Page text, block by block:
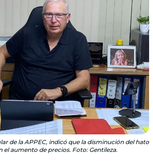
de la APPEC, indicó que la disminución del hato
el aumento de precios. Foto: Gentileza.